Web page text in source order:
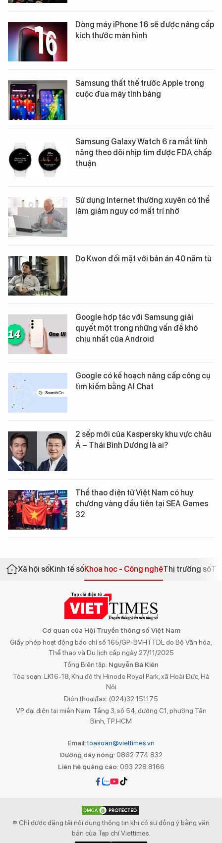
Dòng máy iPhone 16 sẽ được nâng cấp
kích thước màn hình
Samsung thất thế trước Apple trong
cuộc đua máy tính bảng
Samsung Galaxy Watch 6 ra mắt tính
năng theo dõi nhịp tim được FDA chấp
thuận
Sử dụng Internet thường xuyên có thể
làm giảm nguy cơ mất trí nhớ
Do Kwon đối mặt với bản án 40 năm tù
Google hợp tác với Samsung giải
quyết một trong những vấn đề khó
chịu nhất của Android
Google có kế hoạch nâng cấp công cụ
tìm kiếm bằng AI Chat
2 sếp mới của Kaspersky khu vực châu
Á – Thái Bình Dương là ai?
Thể thao điện tử Việt Nam có huy
chương vàng đầu tiên tại SEA Games
32
Xã hội sốKinh tế sốKhoa học - Công nghệThị trường số
Cơ quan của Hội Truyền thông số Việt Nam
Giấy phép hoạt động báo chí số 165/GP-BVHTTDL do Bộ Văn hóa,
Thể thao và Du lịch cấp ngày 27/11/2025
Tổng Biên tập: Nguyễn Bá Kiên
Tòa soạn: LK16-18, Khu đô thị Hinode Royal Park, xã Hoài Đức, Hà
Nội
Điện thoại/fax: (024)32 151175
VP đại diện tại miền Nam: Tầng 3, số 54, đường C1, phường Tân
Bình, TP.HCM
Email:toasoan@viettimes.vn
Đường dây nóng: 0862 774 832
Liên hệ quảng cáo:093 228 8166
® Chỉ được đăng tải nội dung thông tin khi có sự đồng ý bằng văn
bản của Tạp chí Viettimes.